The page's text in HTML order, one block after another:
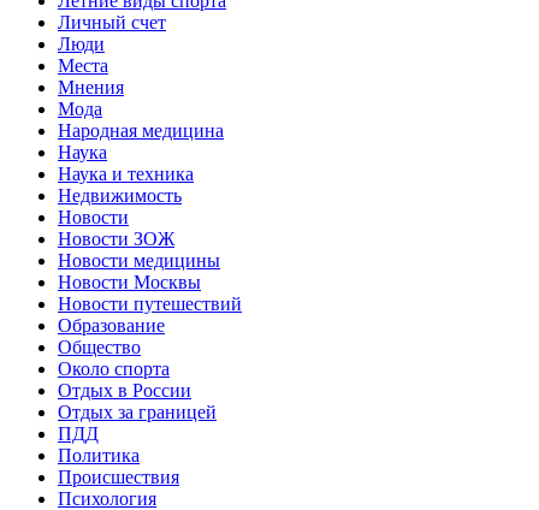
Личный счет
Люди
Места
Мнения
Мода
Народная медицина
Наука
Наука и техника
Недвижимость
Новости
Новости ЗОЖ
Новости медицины
Новости Москвы
Новости путешествий
Образование
Общество
Около спорта
Отдых в России
Отдых за границей
ПДД
Политика
Происшествия
Психология